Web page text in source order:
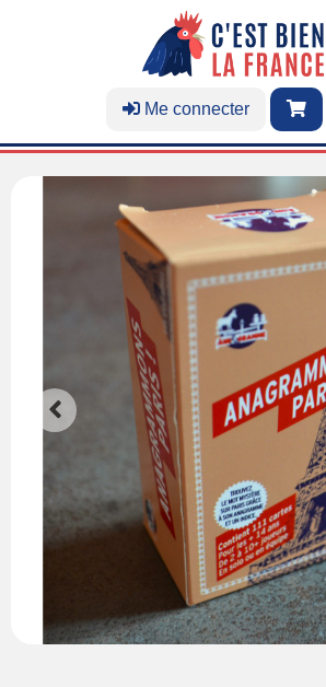
Me connecter
Emballages
Huiles